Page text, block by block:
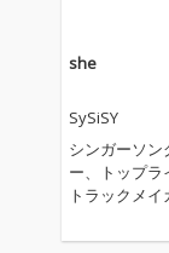
she
SySiSY
シンガーソン
ー、トップラ
トラックメイ
らにアートワ
像制作も手が